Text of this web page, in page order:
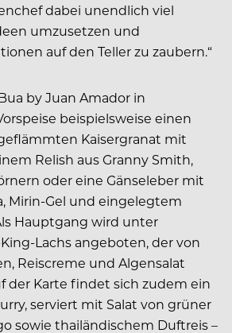
dabei unendlich viel
umzusetzen und
auf den Teller zu zaubern.“
by Juan Amador in
beispielsweise einen
Kaisergranat mit
Relish aus Granny Smith,
oder eine Gänseleber mit
Mirin-Gel und eingelegtem
Hauptgang wird unter
Lachs angeboten, der von
Reiscreme und Algensalat
der Karte findet sich zudem ein
serviert mit Salat von grüner
sowie thailändischem Duftreis –